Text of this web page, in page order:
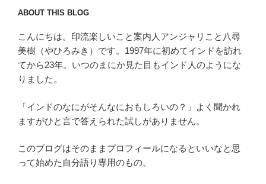
世
の
ペ
ジ
送
り
ジ
ABOUT THIS BLOG
こんにちは。印流楽しいこと案内人アンジャリこと八尋
美樹（やひろみき）です。1997年に初めてインドを訪れ
てから23年。いつのまにか見た目もインド人のようにな
りました。
「インドのなにがそんなにおもしろいの？」よく聞かれ
ますがひと言で答えられた試しがありません。
このブログはそのままプロフィールになるといいなと思
って始めた自分語り専用のもの。